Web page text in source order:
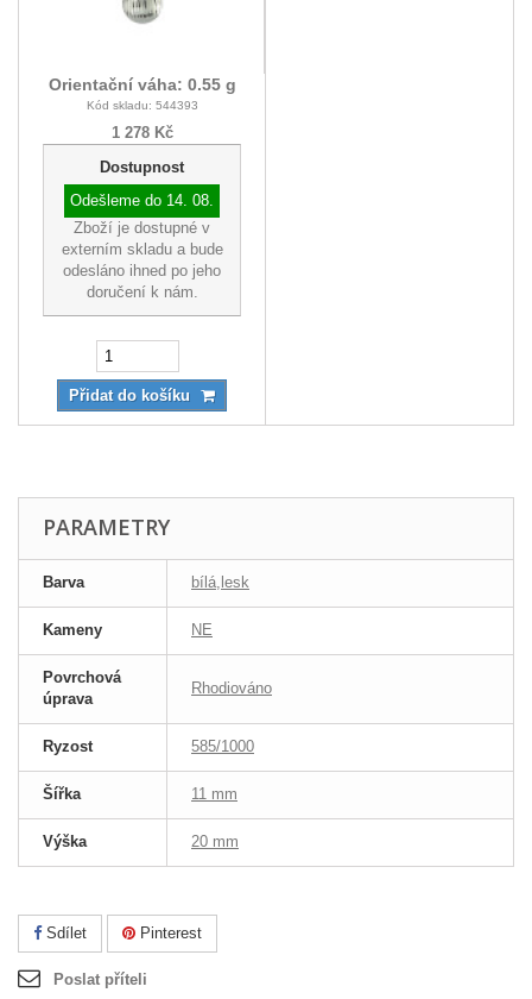
Orientační váha: 0.55 g
Kód skladu: 544393
1 278 Kč
Dostupnost
Odešleme do 14. 08.
Zboží je dostupné v
externím skladu a bude
odesláno ihned po jeho
doručení k nám.
Přidat do košíku
PARAMETRY
Barva bílá,lesk
Kameny NE
Povrchová
úprava
Rhodiováno
Ryzost 585/1000
Šířka 11 mm
Výška 20 mm
Sdílet Pinterest
Poslat příteli